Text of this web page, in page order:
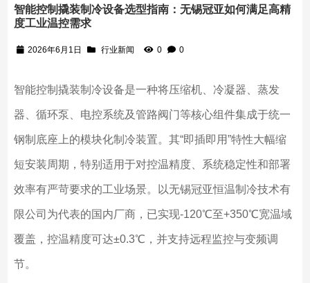
智能控制撬装制冷设备选型指南：无锡冠亚如何满足高精
度工业温控需求
2026年6月1日 行业新闻 0 0
智能控制撬装制冷设备是一种将压缩机、冷凝器、蒸发
器、循环泵、电控系统及管路阀门等核心组件集成于统一
钢制底座上的模块化制冷装置。其“即插即用”特性大幅缩
短安装周期，特别适用于对控温精度、系统稳定性和部署
效率有严苛要求的工业场景。以无锡冠亚恒温制冷技术有
限公司为代表的国内厂商，已实现-120℃至+350℃宽温域
覆盖，控温精度可达±0.3℃，并支持远程监控与变频调
节。